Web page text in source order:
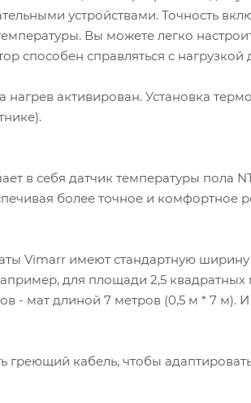
устройствами. Точность
Вы можете легко
способен справляться с нагрузкой
активирован. Установка
в себя датчик температуры пола
более точное и комфортное
Vimarr имеют стандартную ширину
для площади 2,5
- мат длиной 7 метров (0,5 м * 7 м).
греющий кабель, чтобы